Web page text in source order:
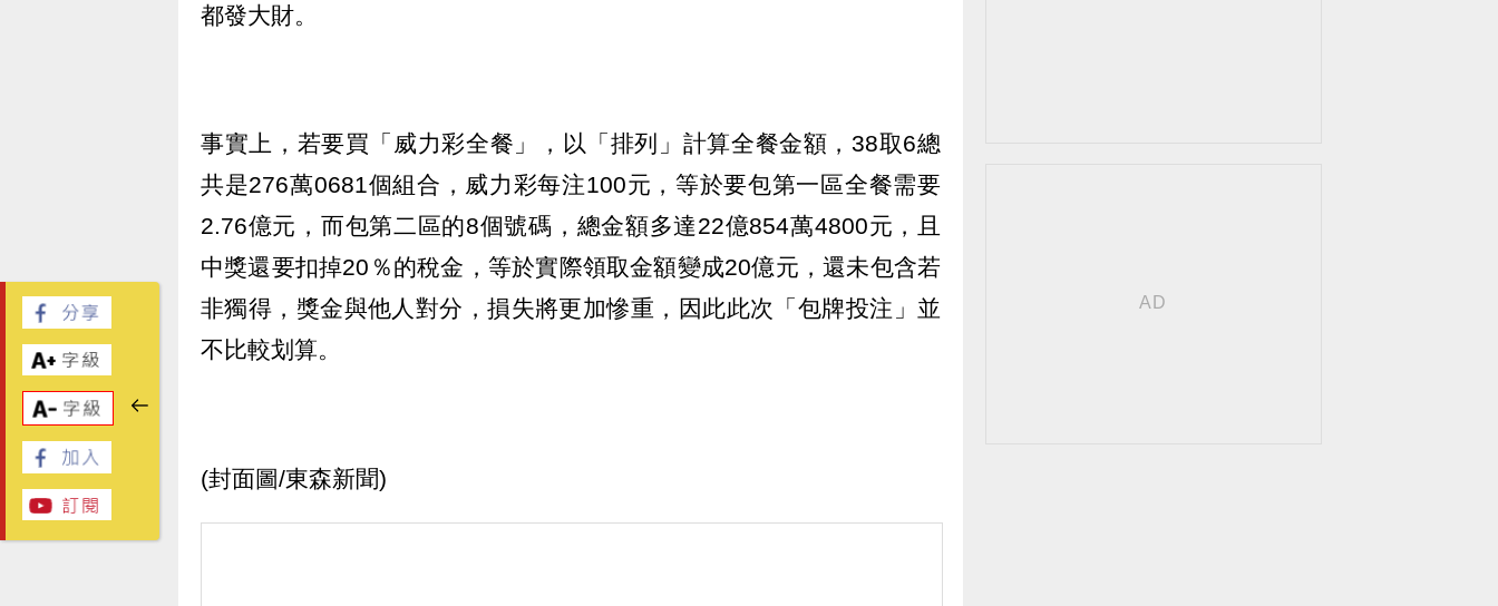
都發大財。
事實上，若要買「威力彩全餐」，以「排列」計算全餐金額，38取6總
共是276萬0681個組合，威力彩每注100元，等於要包第一區全餐需要
2.76億元，而包第二區的8個號碼，總金額多達22億854萬4800元，且
中獎還要扣掉20％的稅金，等於實際領取金額變成20億元，還未包含若
非獨得，獎金與他人對分，損失將更加慘重，因此此次「包牌投注」並
不比較划算。
(封面圖/東森新聞)